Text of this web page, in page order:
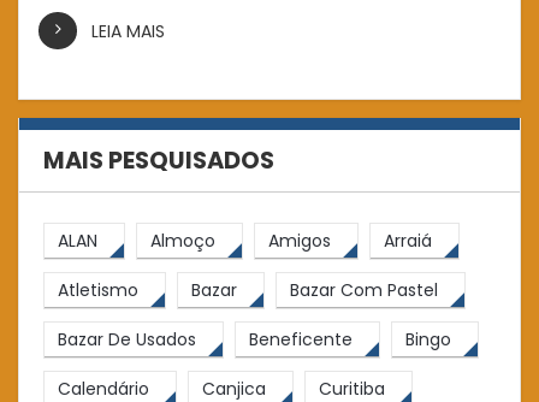
LEIA MAIS
MAIS PESQUISADOS
ALAN Almoço Amigos Arraiá
Atletismo Bazar Bazar Com Pastel
Bazar De Usados Beneficente Bingo
Calendário Canjica Curitiba